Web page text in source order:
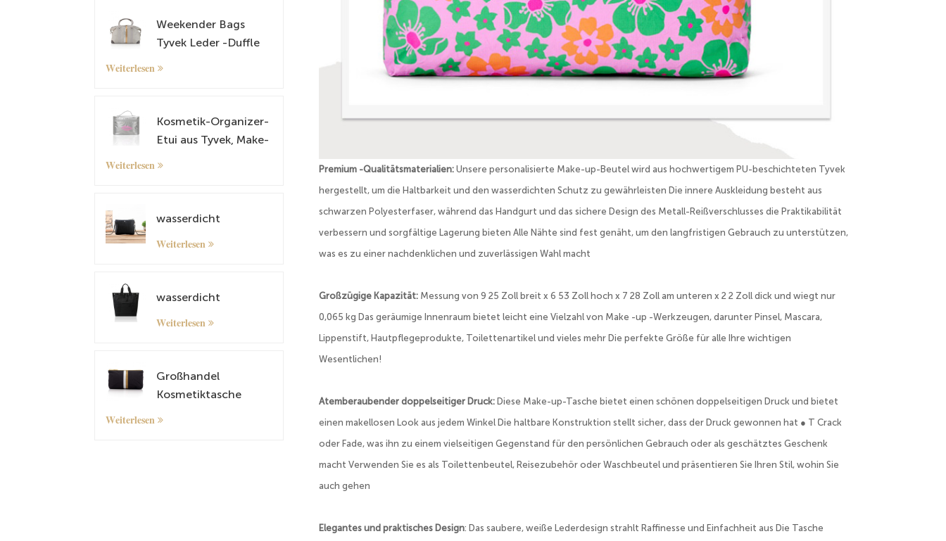
Weekender Bags
Tyvek Leder -Duffle
Gepäckhülle
Weiterlesen
Kosmetik-Organizer-
Etui aus Tyvek, Make-
Weiterlesen
wasserdicht
Weiterlesen
wasserdicht
Weiterlesen
Großhandel
Kosmetiktasche
Weiterlesen
Premium -Qualitätsmaterialien: Unsere personalisierte Make-up-Beutel wird aus hochwertigem PU-beschichteten Tyvek
hergestellt, um die Haltbarkeit und den wasserdichten Schutz zu gewährleisten Die innere Auskleidung besteht aus
schwarzen Polyesterfaser, während das Handgurt und das sichere Design des Metall-Reißverschlusses die Praktikabilität
verbessern und sorgfältige Lagerung bieten Alle Nähte sind fest genäht, um den langfristigen Gebrauch zu unterstützen,
was es zu einer nachdenklichen und zuverlässigen Wahl macht
Großzügige Kapazität: Messung von 9 25 Zoll breit x 6 53 Zoll hoch x 7 28 Zoll am unteren x 2 2 Zoll dick und wiegt nur
0,065 kg Das geräumige Innenraum bietet leicht eine Vielzahl von Make -up -Werkzeugen, darunter Pinsel, Mascara,
Lippenstift, Hautpflegeprodukte, Toilettenartikel und vieles mehr Die perfekte Größe für alle Ihre wichtigen
Wesentlichen!
Atemberaubender doppelseitiger Druck: Diese Make-up-Tasche bietet einen schönen doppelseitigen Druck und bietet
einen makellosen Look aus jedem Winkel Die haltbare Konstruktion stellt sicher, dass der Druck gewonnen hat ● T Crack
oder Fade, was ihn zu einem vielseitigen Gegenstand für den persönlichen Gebrauch oder als geschätztes Geschenk
macht Verwenden Sie es als Toilettenbeutel, Reisezubehör oder Waschbeutel und präsentieren Sie Ihren Stil, wohin Sie
auch gehen
Elegantes und praktisches Design: Das saubere, weiße Lederdesign strahlt Raffinesse und Einfachheit aus Die Tasche